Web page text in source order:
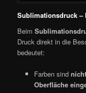
Sublimationsdruck
Beim
Druck direkt in die
bedeutet:
Farben sind
Oberfläche